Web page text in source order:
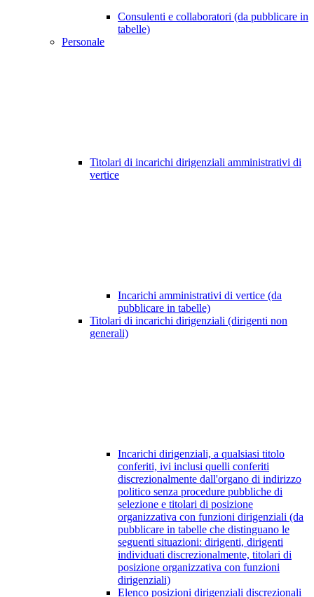
Consulenti e collaboratori (da pubblicare in
tabelle)
Personale
Titolari di incarichi dirigenziali amministrativi di
vertice
Incarichi amministrativi di vertice (da
pubblicare in tabelle)
Titolari di incarichi dirigenziali (dirigenti non
generali)
Incarichi dirigenziali, a qualsiasi titolo
conferiti, ivi inclusi quelli conferiti
discrezionalmente dall'organo di indirizzo
politico senza procedure pubbliche di
selezione e titolari di posizione
organizzativa con funzioni dirigenziali (da
pubblicare in tabelle che distinguano le
seguenti situazioni: dirigenti, dirigenti
individuati discrezionalmente, titolari di
posizione organizzativa con funzioni
dirigenziali)
Elenco posizioni dirigenziali discrezionali